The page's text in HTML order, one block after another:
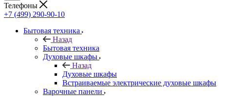
Телефоны
+7 (499) 290-90-10
Бытовая техника
Назад
Бытовая техника
Духовые шкафы
Назад
Духовые шкафы
Встраиваемые электрические духовые шкафы
Варочные панели